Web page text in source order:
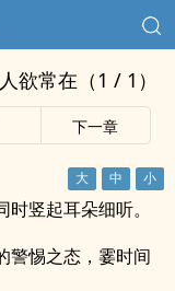
欲常在（1 / 1）
下一章
竖起耳朵细听。
警惕之态，霎时间